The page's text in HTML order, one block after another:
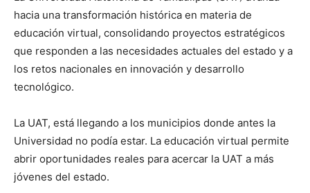
hacia una transformación histórica en materia de
educación virtual, consolidando proyectos estratégicos
que responden a las necesidades actuales del estado y a
los retos nacionales en innovación y desarrollo
tecnológico.
La UAT, está llegando a los municipios donde antes la
Universidad no podía estar. La educación virtual permite
abrir oportunidades reales para acercar la UAT a más
jóvenes del estado.